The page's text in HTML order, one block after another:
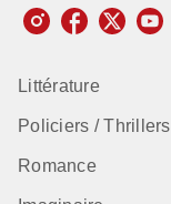
Littérature
Policiers / Thrillers
Romance